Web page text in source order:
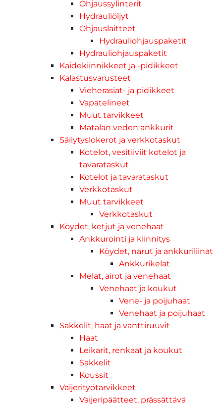
Ohjaussylinterit
Hydrauliöljyt
Ohjauslaitteet
Hydrauliohjauspaketit
Hydrauliohjauspaketit
Kaidekiinnikkeet ja -pidikkeet
Kalastusvarusteet
Vieherasiat- ja pidikkeet
Vapatelineet
Muut tarvikkeet
Matalan veden ankkurit
Säilytyslokerot ja verkkotaskut
Kotelot, vesitiiviit kotelot ja
tavarataskut
Kotelot ja tavarataskut
Verkkotaskut
Muut tarvikkeet
Verkkotaskut
Köydet, ketjut ja venehaat
Ankkurointi ja kiinnitys
Köydet, narut ja ankkuriliinat
Ankkurikelat
Melat, airot ja venehaat
Venehaat ja koukut
Vene- ja poijuhaat
Venehaat ja poijuhaat
Sakkelit, haat ja vanttiruuvit
Haat
Leikarit, renkaat ja koukut
Sakkelit
Koussit
Vaijerityötarvikkeet
Vaijeripäätteet, prässättävä